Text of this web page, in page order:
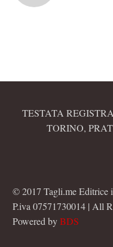
TESTATA
TORINO,
© 2017 Tagli.me Editrice
P.iva 07571730014 | All
Powered byBDS